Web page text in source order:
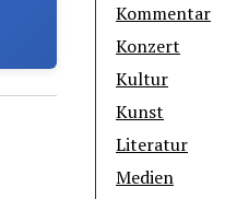
Kommentar
Konzert
Kultur
Kunst
Literatur
Medien